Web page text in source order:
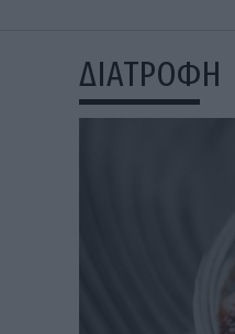
ΔΙΑΤΡΟΦΗ